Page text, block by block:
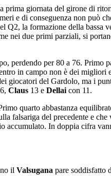
prima giornata del girone di
e di conseguenza non può
la formazione della bassa
nei due primi parziali, si
perdendo per 80 a 76. Primo
in campo non è dei migliori
giocatori del Gardolo, ma i
Claus 13 e Dellai con 11.
quarto abbastanza
falsariga del precedente e
accumulato. In doppia cifra
il Valsugana pare soddisfatto